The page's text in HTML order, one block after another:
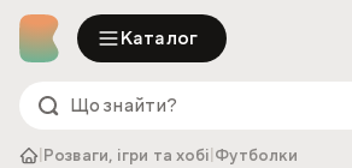
Каталог
Розваги, ігри та хобі Футболки